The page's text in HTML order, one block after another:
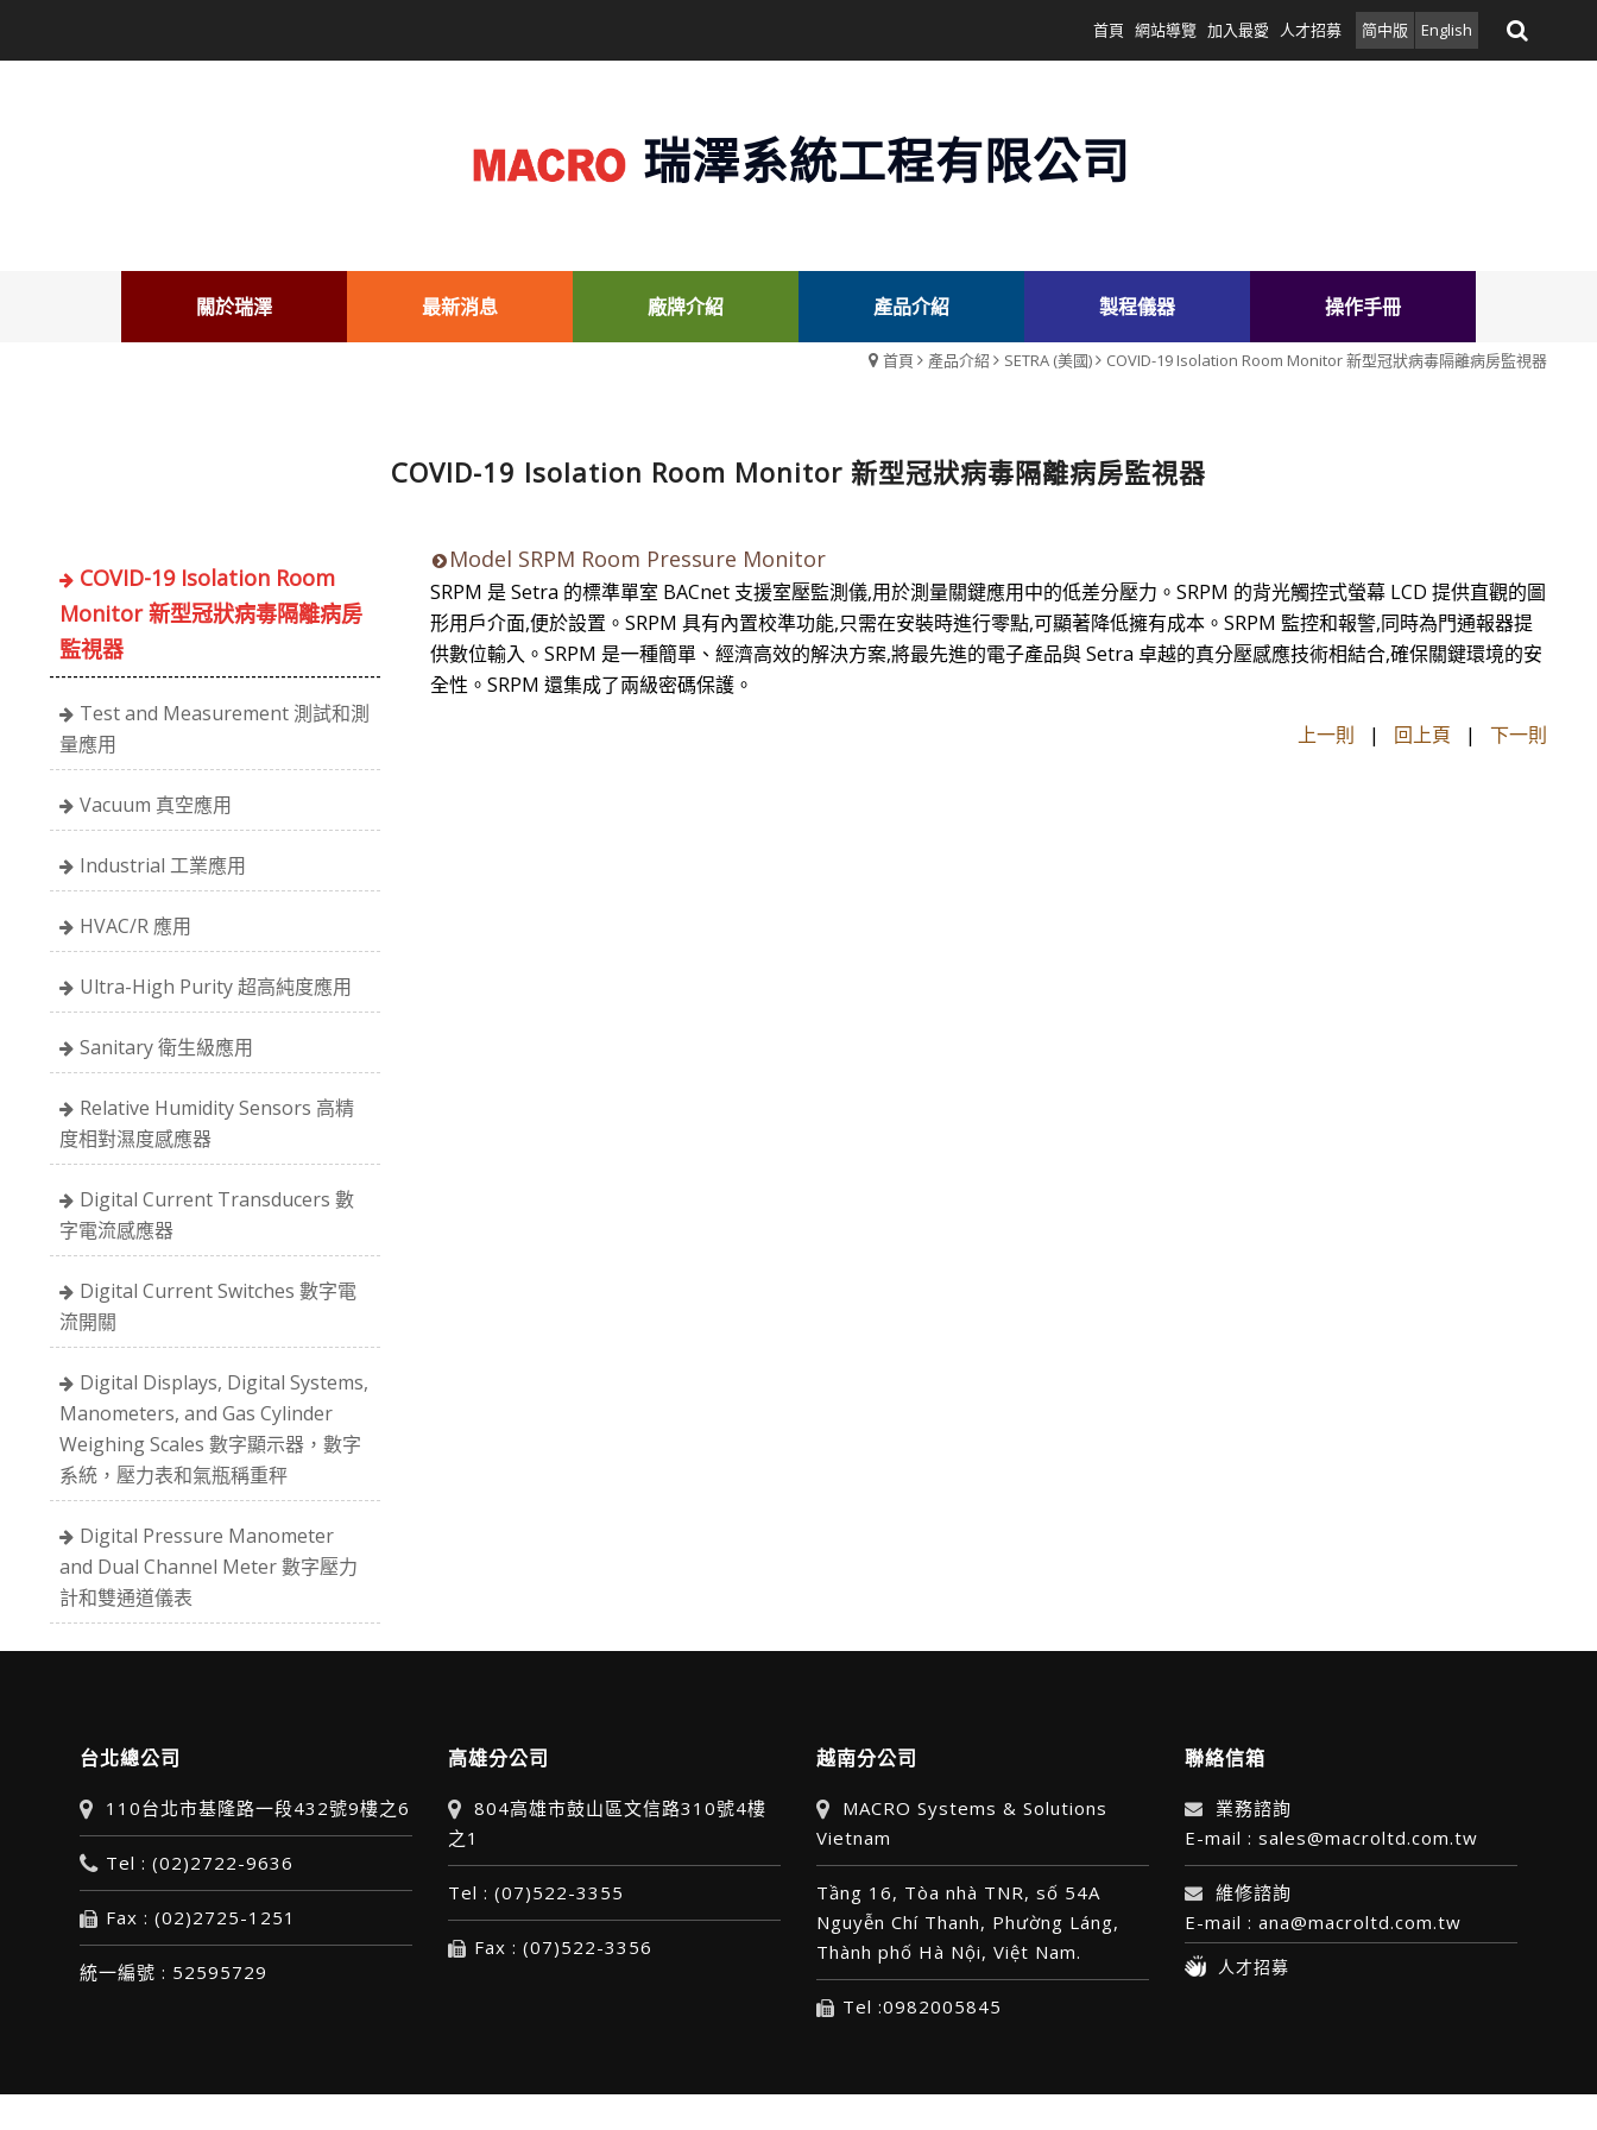
首頁 網站導覽 加入最愛 人才招募 简中版 English
瑞澤系統工程有限公司
關於瑞澤 最新消息 廠牌介紹 產品介紹 製程儀器 操作手冊
首頁 產品介紹 SETRA (美國) COVID-19 Isolation Room Monitor 新型冠狀病毒隔離病房監視器
COVID-19 Isolation Room Monitor 新型冠狀病毒隔離病房監視器
COVID-19 Isolation Room
Monitor 新型冠狀病毒隔離病房
監視器
Test and Measurement 測試和測
量應用
Vacuum 真空應用
Industrial 工業應用
HVAC/R 應用
Ultra-High Purity 超高純度應用
Sanitary 衛生級應用
Relative Humidity Sensors 高精
度相對濕度感應器
Digital Current Transducers 數
字電流感應器
Digital Current Switches 數字電
流開關
Digital Displays, Digital Systems,
Manometers, and Gas Cylinder
Weighing Scales 數字顯示器，數字
系統，壓力表和氣瓶稱重秤
Digital Pressure Manometer
and Dual Channel Meter 數字壓力
計和雙通道儀表
Model SRPM Room Pressure Monitor
SRPM 是 Setra 的標準單室 BACnet 支援室壓監測儀,用於測量關鍵應用中的低差分壓力。SRPM 的背光觸控式螢幕 LCD 提供直觀的圖
形用戶介面,便於設置。SRPM 具有內置校準功能,只需在安裝時進行零點,可顯著降低擁有成本。SRPM 監控和報警,同時為門通報器提
供數位輸入。SRPM 是一種簡單、經濟高效的解決方案,將最先進的電子產品與 Setra 卓越的真分壓感應技術相結合,確保關鍵環境的安
全性。SRPM 還集成了兩級密碼保護。
上一則 | 回上頁 | 下一則
台北總公司
110台北市基隆路一段432號9樓之6
Tel : (02)2722-9636
Fax : (02)2725-1251
統一編號 : 52595729
高雄分公司
804高雄市鼓山區文信路310號4樓
之1
Tel : (07)522-3355
Fax : (07)522-3356
越南分公司
MACRO Systems & Solutions
Vietnam
Tầng 16, Tòa nhà TNR, số 54A
Nguyễn Chí Thanh, Phường Láng,
Thành phố Hà Nội, Việt Nam.
Tel :0982005845
聯絡信箱
業務諮詢
E-mail : sales@macroltd.com.tw
維修諮詢
E-mail : ana@macroltd.com.tw
人才招募